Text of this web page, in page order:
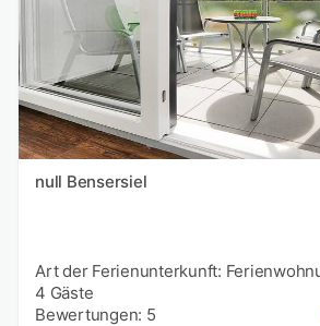
null Bensersiel
Art der Ferienunterkunft:
4 Gäste
Bewertungen: 5